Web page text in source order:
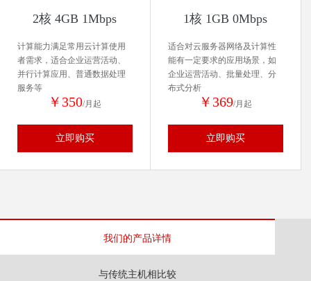
2核 4GB 1Mbps
计算能力满足常用云计算使用
者需求，适合企业运营活动、
并行计算应用、普通数据处理
服务等
￥350/月起
立即购买
1核 1GB 0Mbps
适合对云服务器网络及计算性
能有一定要求的应用场景，如
企业运营活动、批量处理、分
布式分析
￥369/月起
立即购买
我们的产品详情
与传统主机相比较